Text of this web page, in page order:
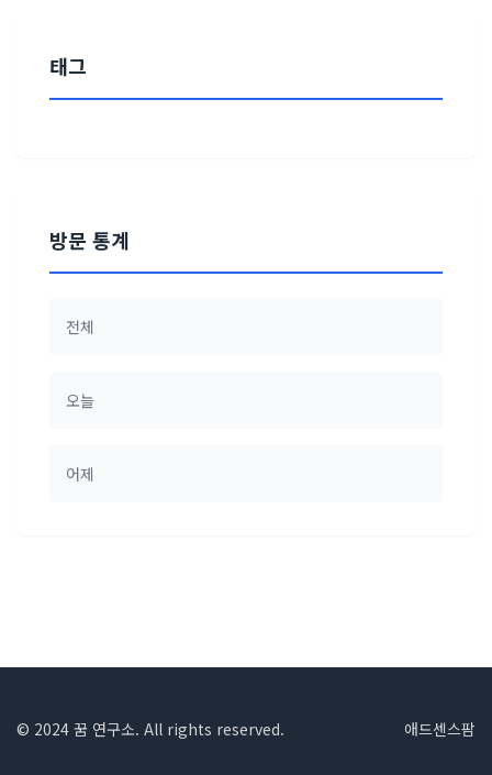
태그
방문 통계
전체
오늘
어제
© 2024 꿈 연구소. All rights reserved. 애드센스팜